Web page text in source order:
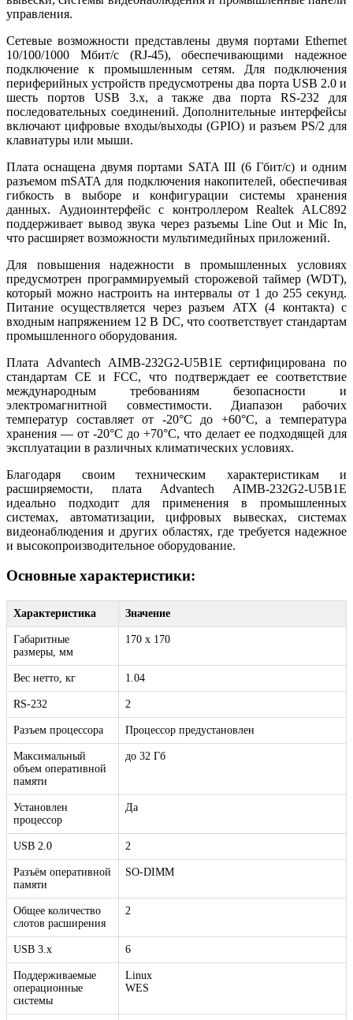
управления.
Сетевые возможности представлены двумя портами Ethernet
10/100/1000 Мбит/с (RJ-45), обеспечивающими надежное
подключение к промышленным сетям. Для подключения
периферийных устройств предусмотрены два порта USB 2.0 и
шесть портов USB 3.x, а также два порта RS-232 для
последовательных соединений. Дополнительные интерфейсы
включают цифровые входы/выходы (GPIO) и разъем PS/2 для
клавиатуры или мыши.
Плата оснащена двумя портами SATA III (6 Гбит/с) и одним
разъемом mSATA для подключения накопителей, обеспечивая
гибкость в выборе и конфигурации системы хранения
данных. Аудиоинтерфейс с контроллером Realtek ALC892
поддерживает вывод звука через разъемы Line Out и Mic In,
что расширяет возможности мультимедийных приложений.
Для повышения надежности в промышленных условиях
предусмотрен программируемый сторожевой таймер (WDT),
который можно настроить на интервалы от 1 до 255 секунд.
Питание осуществляется через разъем ATX (4 контакта) с
входным напряжением 12 В DC, что соответствует стандартам
промышленного оборудования.
Плата Advantech AIMB-232G2-U5B1E сертифицирована по
стандартам CE и FCC, что подтверждает ее соответствие
международным требованиям безопасности и
электромагнитной совместимости. Диапазон рабочих
температур составляет от -20°C до +60°C, а температура
хранения — от -20°C до +70°C, что делает ее подходящей для
эксплуатации в различных климатических условиях.
Благодаря своим техническим характеристикам и
расширяемости, плата Advantech AIMB-232G2-U5B1E
идеально подходит для применения в промышленных
системах, автоматизации, цифровых вывесках, системах
видеонаблюдения и других областях, где требуется надежное
и высокопроизводительное оборудование.
Основные характеристики:
Характеристика Значение
Габаритные
размеры, мм
170 x 170
Вес нетто, кг 1.04
RS-232 2
Разъем процессора Процессор предустановлен
Максимальный
объем оперативной
памяти
до 32 Гб
Установлен
процессор
Да
USB 2.0 2
Разъём оперативной
памяти
SO-DIMM
Общее количество
слотов расширения
2
USB 3.x 6
Поддерживаемые
операционные
системы
Linux
WES